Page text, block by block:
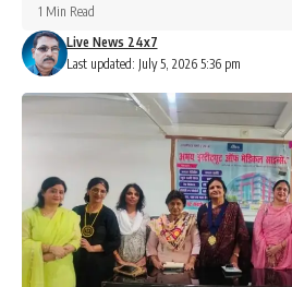
Last updated: July 5, 2026 5:36 pm
Live News 24x7
1 Min Read